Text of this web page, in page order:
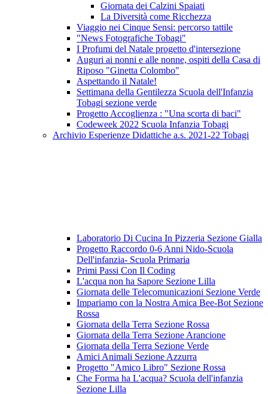
Giornata dei Calzini Spaiati
La Diversità come Ricchezza
Viaggio nei Cinque Sensi: percorso tattile
"News Fotografiche Tobagi"
I Profumi del Natale progetto d'intersezione
Auguri ai nonni e alle nonne, ospiti della Casa di
Riposo "Ginetta Colombo"
Aspettando il Natale!
Settimana della Gentilezza Scuola dell'Infanzia
Tobagi sezione verde
Progetto Accoglienza : "Una scorta di baci"
Codeweek 2022 Scuola Infanzia Tobagi
Archivio Esperienze Didattiche a.s. 2021-22 Tobagi
Laboratorio Di Cucina In Pizzeria Sezione Gialla
Progetto Raccordo 0-6 Anni Nido-Scuola
Dell'infanzia- Scuola Primaria
Primi Passi Con Il Coding
L'acqua non ha Sapore Sezione Lilla
Giornata delle Telecomunicazioni Sezione Verde
Impariamo con la Nostra Amica Bee-Bot Sezione
Rossa
Giornata della Terra Sezione Rossa
Giornata della Terra Sezione Arancione
Giornata della Terra Sezione Verde
Amici Animali Sezione Azzurra
Progetto "Amico Libro" Sezione Rossa
Che Forma ha L'acqua? Scuola dell'infanzia
Sezione Lilla